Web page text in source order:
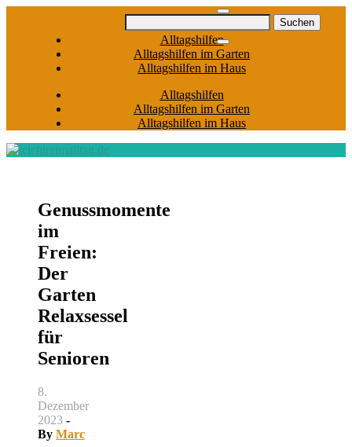
Alltagshilfen
Alltagshilfen im Garten
Alltagshilfen im Haus
Alltagshilfen
Alltagshilfen im Garten
Alltagshilfen im Haus
Suchen
nach:
Genussmomente
im
Freien:
Der
Garten
Relaxsessel
für
Senioren
8.
Dezember
2023 -
By Marc